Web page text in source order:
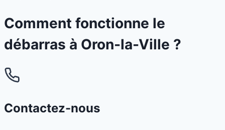
Comment fonctionne le
débarras à Oron-la-Ville ?
Contactez-nous